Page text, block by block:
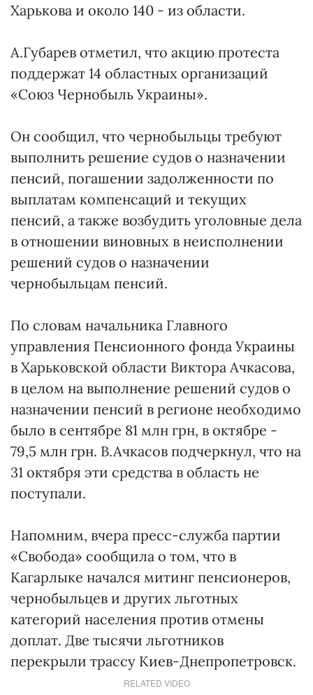
Харькова и около 140 - из области.
А.Губарев отметил, что акцию протеста
поддержат 14 областных организаций
«Союз Чернобыль Украины».
Он сообщил, что чернобыльцы требуют
выполнить решение судов о назначении
пенсий, погашении задолженности по
выплатам компенсаций и текущих
пенсий, а также возбудить уголовные дела
в отношении виновных в неисполнении
решений судов о назначении
чернобыльцам пенсий.
По словам начальника Главного
управления Пенсионного фонда Украины
в Харьковской области Виктора Ачкасова,
в целом на выполнение решений судов о
назначении пенсий в регионе необходимо
было в сентябре 81 млн грн, в октябре -
79,5 млн грн. В.Ачкасов подчеркнул, что на
31 октября эти средства в область не
поступали.
Напомним, вчера пресс-служба партии
«Свобода» сообщила о том, что в
Кагарлыке начался митинг пенсионеров,
чернобыльцев и других льготных
категорий населения против отмены
доплат. Две тысячи льготников
перекрыли трассу Киев-Днепропетровск.
RELATED VIDEO